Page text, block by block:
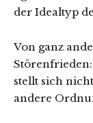
der Idealtyp
Von ganz
stellt sich
andere